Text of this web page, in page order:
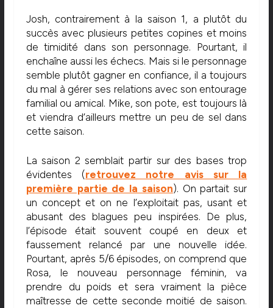
Josh, contrairement à la saison 1, a plutôt du
succès avec plusieurs petites copines et moins
de timidité dans son personnage. Pourtant, il
enchaîne aussi les échecs. Mais si le personnage
semble plutôt gagner en confiance, il a toujours
du mal à gérer ses relations avec son entourage
familial ou amical. Mike, son pote, est toujours là
et viendra d’ailleurs mettre un peu de sel dans
cette saison.
La saison 2 semblait partir sur des bases trop
évidentes (retrouvez notre avis sur la
première partie de la saison). On partait sur
un concept et on ne l’exploitait pas, usant et
abusant des blagues peu inspirées. De plus,
l’épisode était souvent coupé en deux et
faussement relancé par une nouvelle idée.
Pourtant, après 5/6 épisodes, on comprend que
Rosa, le nouveau personnage féminin, va
prendre du poids et sera vraiment la pièce
maîtresse de cette seconde moitié de saison.